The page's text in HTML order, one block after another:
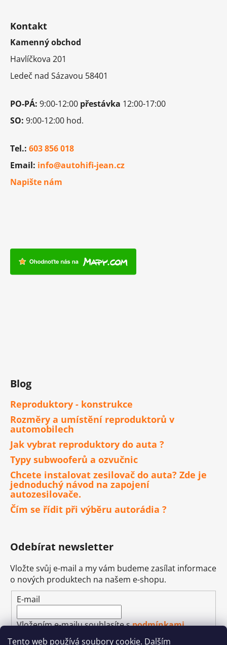
Tento web používá soubory cookie. Dalším
k
s
Kontakt
Kamenný obchod
Havlíčkova 201
Ledeč nad Sázavou 58401
PO-PÁ: 9:00-12:00 přestávka 12:00-17:00
SO: 9:00-12:00 hod.
Tel.: 603 856 018
Email: info@autohifi-jean.cz
Napište nám
Blog
Reproduktory - konstrukce
Rozměry a umístění reproduktorů v
automobilech
Jak vybrat reproduktory do auta ?
Typy subwooferů a ozvučnic
Chcete instalovat zesilovač do auta? Zde je
jednoduchý návod na zapojení
autozesilovače.
Čím se řídit při výběru autorádia ?
Odebírat newsletter
Vložte svůj e-mail a my vám budeme zasílat informace
o nových produktech na našem e-shopu.
E-mail
Vložením e-mailu souhlasíte spodmínkami
ochrany osobních údajů